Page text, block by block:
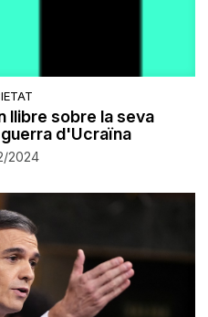
llibre sobre la seva
d'Ucraïna
2024